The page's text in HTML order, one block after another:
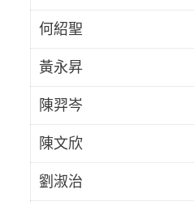
何紹聖
黃永昇
陳羿岑
陳文欣
劉淑治